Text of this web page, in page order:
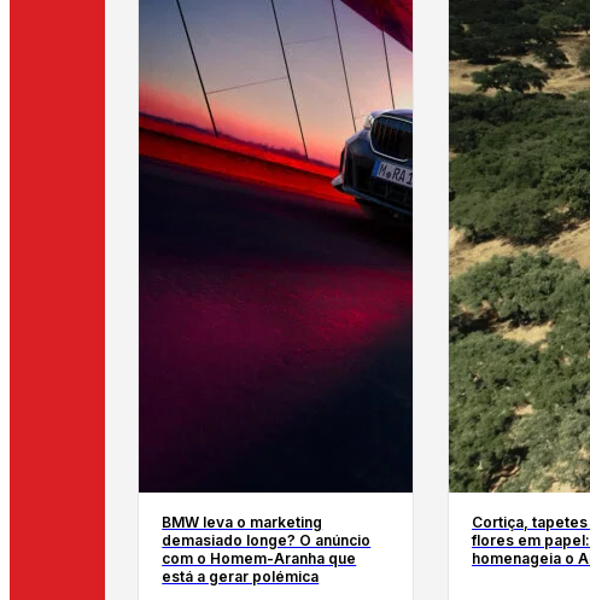
BMW leva o marketing
demasiado longe? O anúncio
com o Homem-Aranha que
está a gerar polémica
Cortiça,
flores em
homenageia o